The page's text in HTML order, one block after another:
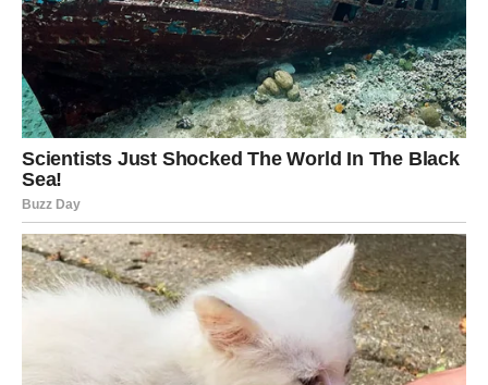
I koliko ste sposobni ostvariti ono što zamislite.
ZAŠTO ĆE OVAJ JUN BITI
NAJLJEPŠI MJESEC?
Zato što vam donosi ono što vam je najviše nedostajalo –
osjećaj da se stvari konačno slažu u vašu korist.
Donosi vam prilike umjesto prepreka.
Lijepe vijesti umjesto briga.